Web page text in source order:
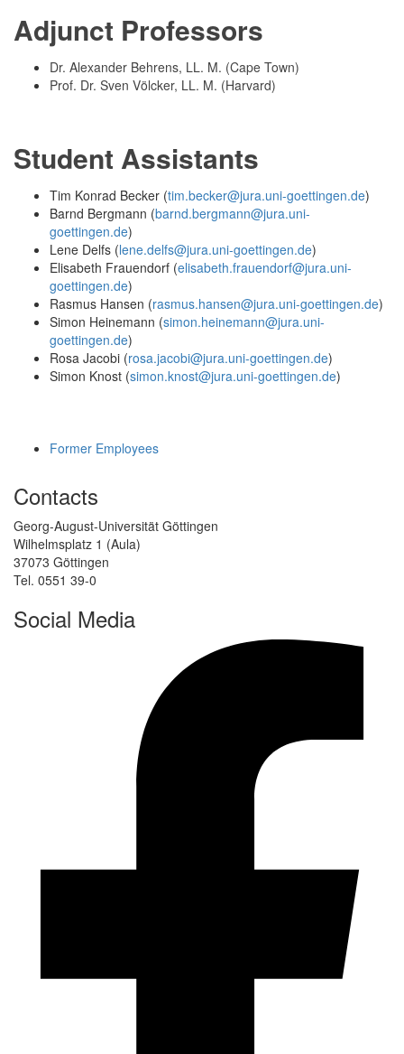
Adjunct Professors
Dr. Alexander Behrens, LL. M. (Cape Town)
Prof. Dr. Sven Völcker, LL. M. (Harvard)
Student Assistants
Tim Konrad Becker (tim.becker@jura.uni-goettingen.de)
Barnd Bergmann (barnd.bergmann@jura.uni-
goettingen.de)
Lene Delfs (lene.delfs@jura.uni-goettingen.de)
Elisabeth Frauendorf (elisabeth.frauendorf@jura.uni-
goettingen.de)
Rasmus Hansen (rasmus.hansen@jura.uni-goettingen.de)
Simon Heinemann (simon.heinemann@jura.uni-
goettingen.de)
Rosa Jacobi (rosa.jacobi@jura.uni-goettingen.de)
Simon Knost (simon.knost@jura.uni-goettingen.de)
Former Employees
Contacts
Georg-August-Universität Göttingen
Wilhelmsplatz 1 (Aula)
37073 Göttingen
Tel. 0551 39-0
Social Media